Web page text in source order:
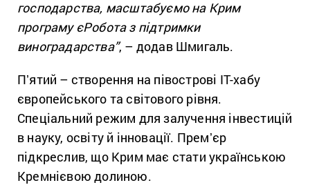
господарства, масштабуємо на Крим
програму єРобота з підтримки
виноградарства”, – додав Шмигаль.
Пʼятий – створення на півострові ІТ-хабу
європейського та світового рівня.
Спеціальний режим для залучення інвестицій
в науку, освіту й інновації. Премʼєр
підкреслив, що Крим має стати українською
Кремнієвою долиною.